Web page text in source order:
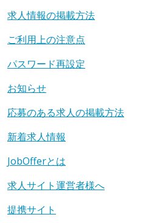
求人情報の掲載方法
ご利用上の注意点
パスワード再設定
お知らせ
応募のある求人の掲載方法
新着求人情報
JobOfferとは
求人サイト運営者様へ
提携サイト